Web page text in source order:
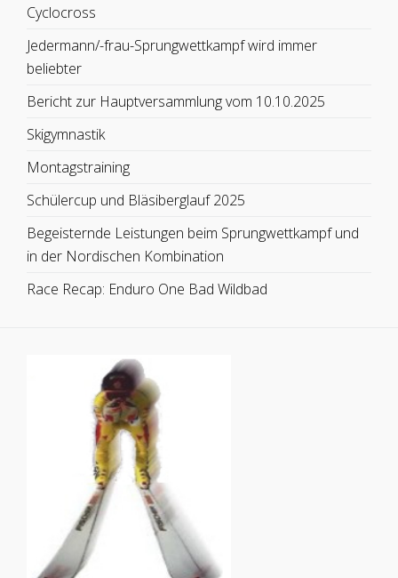
Cyclocross
Jedermann/-frau-Sprungwettkampf wird immer
beliebter
Bericht zur Hauptversammlung vom 10.10.2025
Skigymnastik
Montagstraining
Schülercup und Bläsiberglauf 2025
Begeisternde Leistungen beim Sprungwettkampf und
in der Nordischen Kombination
Race Recap: Enduro One Bad Wildbad